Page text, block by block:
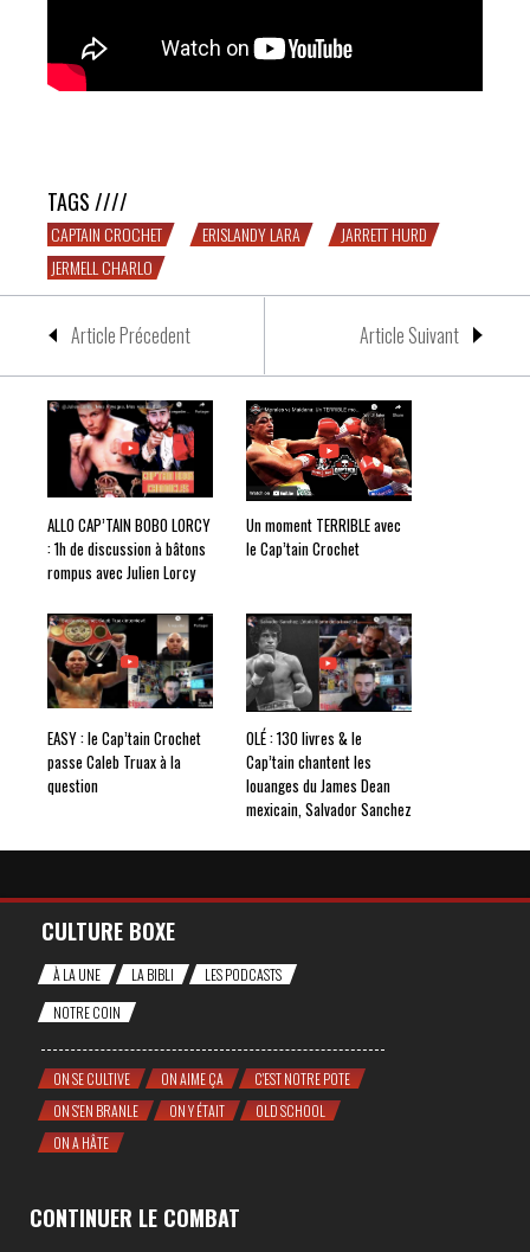
TAGS ////
CAPTAIN CROCHET ERISLANDY LARA
JARRETT HURD
JERMELL CHARLO
Article Précedent Article Suivant
ALLO CAP’TAIN BOBO LORCY
: 1h de discussion à bâtons
rompus avec Julien Lorcy
Un moment TERRIBLE avec
le Cap’tain Crochet
EASY : le Cap’tain Crochet
passe Caleb Truax à la
question
OLÉ : 130 livres & le
Cap’tain chantent les
louanges du James Dean
mexicain, Salvador Sanchez
CULTURE BOXE
À LA UNE LA BIBLI
LES PODCASTS
NOTRE COIN
ON SE CULTIVE ON AIME ÇA
C'EST NOTRE POTE
ON S'EN BRANLE
ON Y ÉTAIT
OLD SCHOOL
ON A HÂTE
CONTINUER LE COMBAT